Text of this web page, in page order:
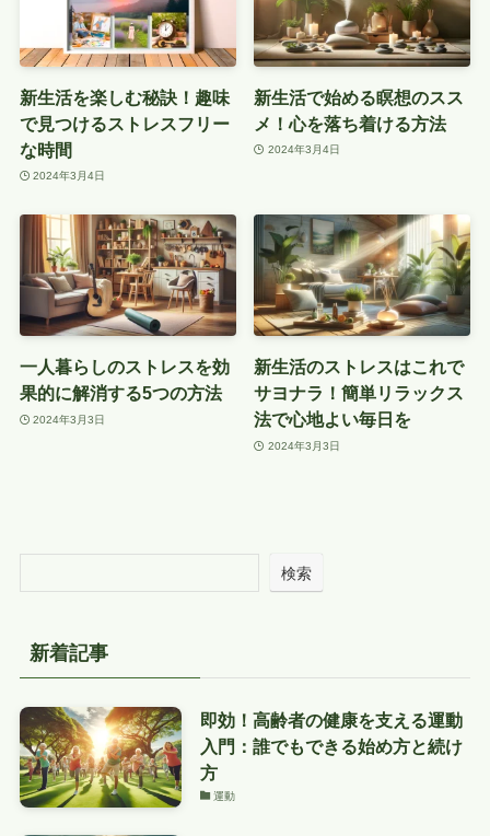
新生活を楽しむ秘訣！趣味
で見つけるストレスフリー
な時間
2024年3月4日
新生活で始める瞑想のスス
メ！心を落ち着ける方法
2024年3月4日
一人暮らしのストレスを効
果的に解消する5つの方法
2024年3月3日
新生活のストレスはこれで
サヨナラ！簡単リラックス
法で心地よい毎日を
2024年3月3日
検索
新着記事
即効！高齢者の健康を支える運動
入門：誰でもできる始め方と続け
方
運動